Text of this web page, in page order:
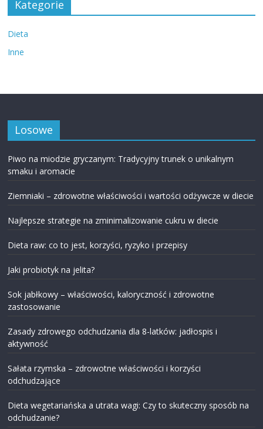
Kategorie
Dieta
Inne
Losowe
Piwo na miodzie gryczanym: Tradycyjny trunek o unikalnym
smaku i aromacie
Ziemniaki – zdrowotne właściwości i wartości odżywcze w diecie
Najlepsze strategie na zminimalizowanie cukru w diecie
Dieta raw: co to jest, korzyści, ryzyko i przepisy
Jaki probiotyk na jelita?
Sok jabłkowy – właściwości, kaloryczność i zdrowotne
zastosowanie
Zasady zdrowego odchudzania dla 8-latków: jadłospis i
aktywność
Sałata rzymska – zdrowotne właściwości i korzyści
odchudzające
Dieta wegetariańska a utrata wagi: Czy to skuteczny sposób na
odchudzanie?